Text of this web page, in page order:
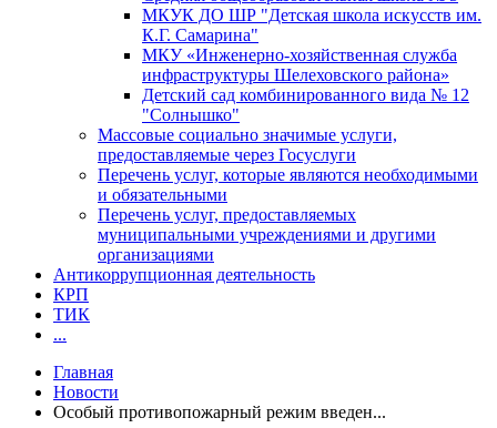
МКУК ДО ШР "Детская школа искусств им.
К.Г. Самарина"
МКУ «Инженерно-хозяйственная служба
инфраструктуры Шелеховского района»
Детский сад комбинированного вида № 12
"Солнышко"
Массовые социально значимые услуги,
предоставляемые через Госуслуги
Перечень услуг, которые являются необходимыми
и обязательными
Перечень услуг, предоставляемых
муниципальными учреждениями и другими
организациями
Антикоррупционная деятельность
КРП
ТИК
...
Главная
Новости
Особый противопожарный режим введен...